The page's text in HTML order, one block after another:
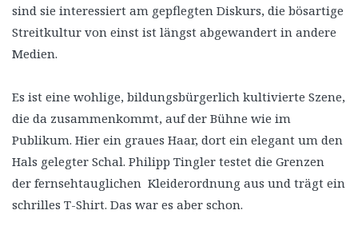
sind sie interessiert am gepflegten Diskurs, die bösartige
Streitkultur von einst ist längst abgewandert in andere
Medien.
Es ist eine wohlige, bildungsbürgerlich kultivierte Szene,
die da zusammenkommt, auf der Bühne wie im
Publikum. Hier ein graues Haar, dort ein elegant um den
Hals gelegter Schal. Philipp Tingler testet die Grenzen
der fernsehtauglichen Kleiderordnung aus und trägt ein
schrilles T-Shirt. Das war es aber schon.